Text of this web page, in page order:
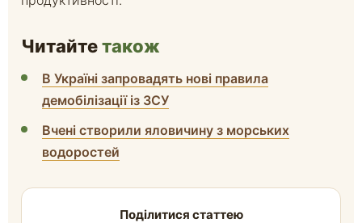
Читайтетакож
В Україні запровадять нові правила
демобілізації із ЗСУ
Вчені створили яловичину з морських
водоростей
Поділитися статтею